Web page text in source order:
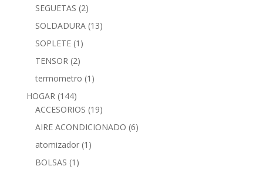
SEGUETAS (2)
SOLDADURA (13)
SOPLETE (1)
TENSOR (2)
termometro (1)
HOGAR (144)
ACCESORIOS (19)
AIRE ACONDICIONADO (6)
atomizador (1)
BOLSAS (1)